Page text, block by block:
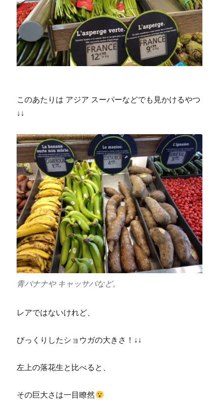
このあたりは アジア スーパーなどでも見かけるやつ
↓↓
青バナナや キャッサバなど。
レアではないけれど、
びっくりしたショウガの大きさ！↓↓
左上の落花生と比べると、
その巨大さは一目瞭然